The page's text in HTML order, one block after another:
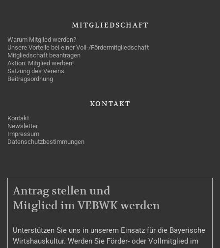
MITGLIEDSCHAFT
Warum Mitglied werden?
Unsere Vorteile bei einer Voll-/Fördermitgliedschaft
Mitgliedschaft beantragen
Aktion: Mitglied werben!
Satzung des Vereins
Beitragsordnung
KONTAKT
Kontakt
Newsletter
Impressum
Datenschutzbestimmungen
MITGLIEDSCHAFT
Antrag stellen und
Mitglied im VEBWK werden
Unterstützen Sie uns in unserem Einsatz für die Bayerische
Wirtshauskultur. Werden Sie Förder- oder Vollmitglied im